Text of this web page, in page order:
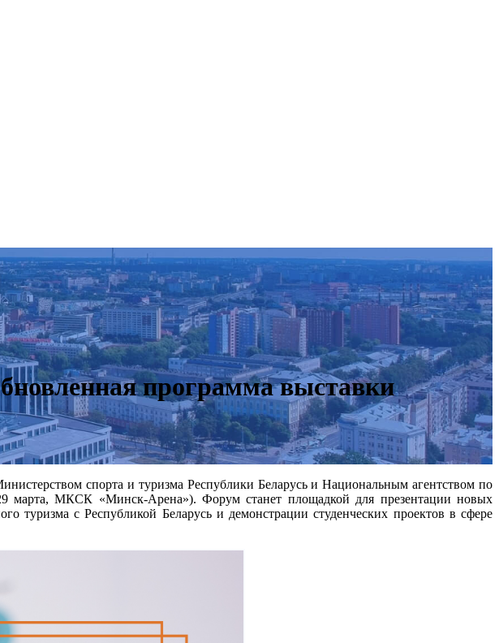
программа выставки
спорта и туризма Республики Беларусь и Национальным агентством по
марта, МКСК «Минск-Арена»). Форум станет площадкой для презентации новых
туризма с Республикой Беларусь и демонстрации студенческих проектов в сфере